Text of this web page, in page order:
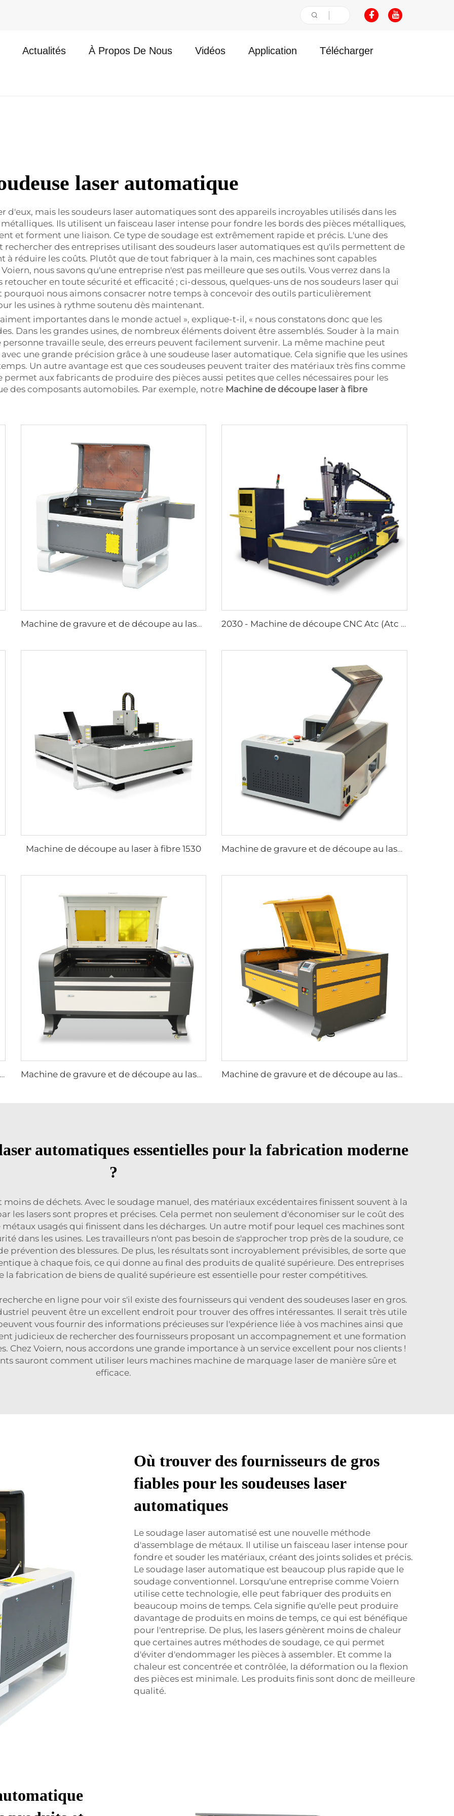
Actualités À Propos De Nous Vidéos Application Télécharger
laser automatique
d'eux, mais les soudeurs laser automatiques sont des appareils incroyables utilisés dans les
Ils utilisent un faisceau laser intense pour fondre les bords des pièces métalliques,
et forment une liaison. Ce type de soudage est extrêmement rapide et précis. L'une des
des entreprises utilisant des soudeurs laser automatiques est qu'ils permettent de
réduire les coûts. Plutôt que de tout fabriquer à la main, ces machines sont capables
nous savons qu'une entreprise n'est pas meilleure que ses outils. Vous verrez dans la
en toute sécurité et efficacité ; ci-dessous, quelques-uns de nos soudeurs laser qui
pourquoi nous aimons consacrer notre temps à concevoir des outils particulièrement
les usines à rythme soutenu dès maintenant.
importantes dans le monde actuel », explique-t-il, « nous constatons donc que les
Dans les grandes usines, de nombreux éléments doivent être assemblés. Souder à la main
travaille seule, des erreurs peuvent facilement survenir. La même machine peut
une grande précision grâce à une soudeuse laser automatique. Cela signifie que les usines
Un autre avantage est que ces soudeuses peuvent traiter des matériaux très fins comme
aux fabricants de produire des pièces aussi petites que celles nécessaires pour les
des composants automobiles. Par exemple, notre Machine de découpe laser à fibre
Machine de gravure et de découpe au laser 7050 2030 - Machine de découpe CNC Atc (Atc Linéaire)
Machine de découpe au laser à fibre 1530 Machine de gravure et de découpe au laser 3020
Machine de Gravure et de Découpe au Laser 1530 Machine de gravure et de découpe au laser 1390 Machine de gravure et de découpe au laser 1310
automatiques essentielles pour la fabrication moderne
?
de déchets. Avec le soudage manuel, des matériaux excédentaires finissent souvent à la
les lasers sont propres et précises. Cela permet non seulement d'économiser sur le coût des
usagés qui finissent dans les décharges. Un autre motif pour lequel ces machines sont
dans les usines. Les travailleurs n'ont pas besoin de s'approcher trop près de la soudure, ce
prévention des blessures. De plus, les résultats sont incroyablement prévisibles, de sorte que
à chaque fois, ce qui donne au final des produits de qualité supérieure. Des entreprises
fabrication de biens de qualité supérieure est essentielle pour rester compétitives.
en ligne pour voir s'il existe des fournisseurs qui vendent des soudeuses laser en gros.
peuvent être un excellent endroit pour trouver des offres intéressantes. Il serait très utile
vous fournir des informations précieuses sur l'expérience liée à vos machines ainsi que
judicieux de rechercher des fournisseurs proposant un accompagnement et une formation
Chez Voiern, nous accordons une grande importance à un service excellent pour nos clients !
sauront comment utiliser leurs machines machine de marquage laser de manière sûre et
efficace.
Où trouver des fournisseurs de gros
fiables pour les soudeuses laser
automatiques
Le soudage laser automatisé est une nouvelle méthode
d'assemblage de métaux. Il utilise un faisceau laser intense pour
fondre et souder les matériaux, créant des joints solides et précis.
Le soudage laser automatique est beaucoup plus rapide que le
soudage conventionnel. Lorsqu'une entreprise comme Voiern
utilise cette technologie, elle peut fabriquer des produits en
beaucoup moins de temps. Cela signifie qu'elle peut produire
davantage de produits en moins de temps, ce qui est bénéfique
pour l'entreprise. De plus, les lasers génèrent moins de chaleur
que certaines autres méthodes de soudage, ce qui permet
d'éviter d'endommager les pièces à assembler. Et comme la
chaleur est concentrée et contrôlée, la déformation ou la flexion
des pièces est minimale. Les produits finis sont donc de meilleure
qualité.